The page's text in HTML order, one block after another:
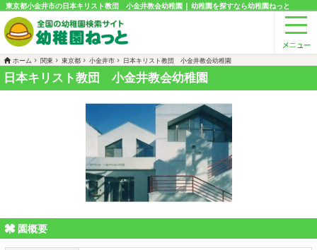
東京都小金井市の日本キリスト教団 小金井教会幼稚園 | 幼稚園を探すなら幼稚園ねっと
ホーム 関東 東京都 小金井市 日本キリスト教団 小金井教会幼稚園
日本キリスト教団 小金井教会幼稚園
園概要